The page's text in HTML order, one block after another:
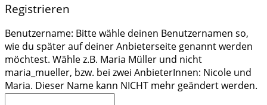
Registrieren
Benutzername: Bitte wähle deinen Benutzernamen so,
wie du später auf deiner Anbieterseite genannt werden
möchtest. Wähle z.B. Maria Müller und nicht
maria_mueller, bzw. bei zwei AnbieterInnen: Nicole und
Maria. Dieser Name kann NICHT mehr geändert werden.